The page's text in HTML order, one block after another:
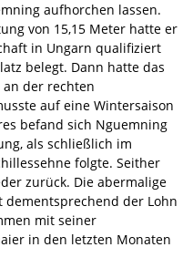
aufhorchen lassen.
von 15,15 Meter hatte er
in Ungarn qualifiziert
belegt. Dann hatte das
der rechten
auf eine Wintersaison
befand sich Nguemning
als schließlich im
folgte. Seither
zurück. Die abermalige
der Lohn
mit seiner
in den letzten Monaten